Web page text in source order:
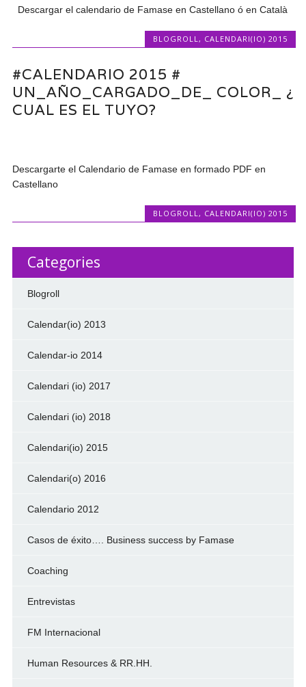
Descargar el calendario de Famase en Castellano ó en Català
BLOGROLL , CALENDARI(IO) 2015
#CALENDARIO 2015 #
UN_AÑO_CARGADO_DE_ COLOR_ ¿
CUAL ES EL TUYO?
Descargarte el Calendario de Famase en formado PDF en
Castellano
BLOGROLL , CALENDARI(IO) 2015
Categories
Blogroll
Calendar(io) 2013
Calendar-io 2014
Calendari (io) 2017
Calendari (io) 2018
Calendari(io) 2015
Calendari(o) 2016
Calendario 2012
Casos de éxito…. Business success by Famase
Coaching
Entrevistas
FM Internacional
Human Resources & RR.HH.